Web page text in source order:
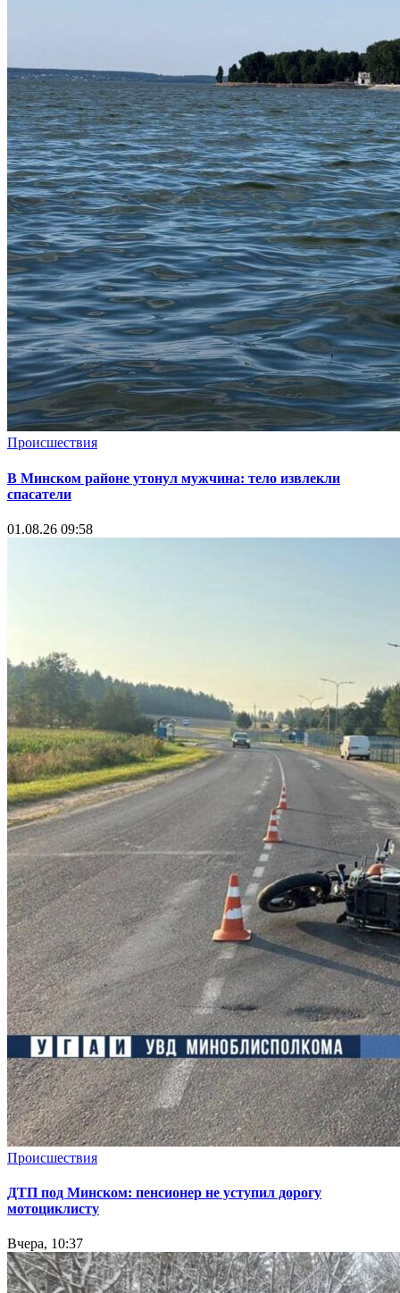
Происшествия
В Минском районе утонул мужчина: тело извлекли
спасатели
01.08.26 09:58
Происшествия
ДТП под Минском: пенсионер не уступил дорогу
мотоциклисту
Вчера, 10:37